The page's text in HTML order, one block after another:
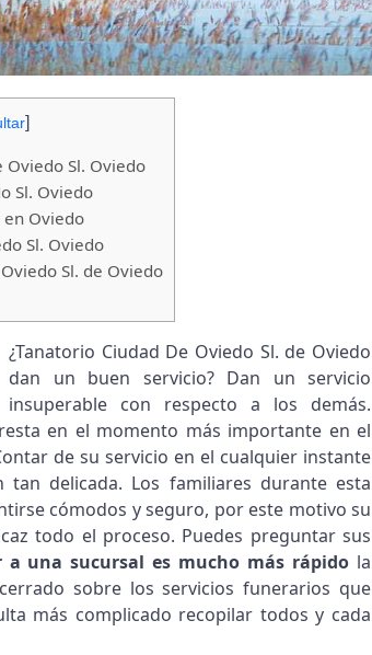
]
Oviedo Sl. Oviedo
Sl. Oviedo
en Oviedo
Sl. Oviedo
Sl. de Oviedo
¿Tanatorio Ciudad De Oviedo Sl. de Oviedo
dan un buen servicio? Dan un servicio
insuperable con respecto a los demás.
en el momento más importante en el
de su servicio en el cualquier instante
delicada. Los familiares durante esta
cómodos y seguro, por este motivo su
todo el proceso. Puedes preguntar sus
a una sucursal es mucho más rápido la
sobre los servicios funerarios que
más complicado recopilar todos y cada